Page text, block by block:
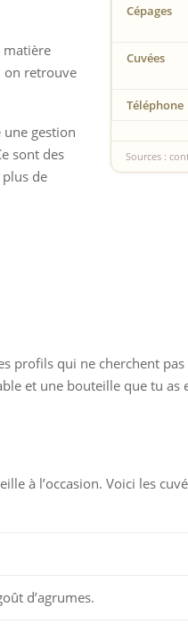
Cépages
Cuvées
Téléphone
Sources :
matière
on retrouve
gestion
sont des
de
profils qui ne cherchent pas
et une bouteille que tu
à l’occasion. Voici les
d’agrumes.